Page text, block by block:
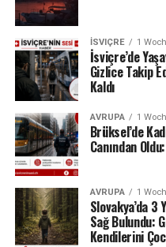
İSVIÇRE 1
İsviçre’de
Gizlice Takip
Kaldı
AVRUPA 1
Brüksel’de
Canından
AVRUPA 1
Slovakya’da
Sağ Bulundu:
Kendilerini